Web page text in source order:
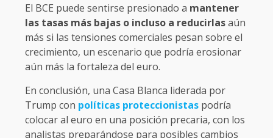
El BCE puede sentirse presionado a mantener
las tasas más bajas o incluso a reducirlasaún
más si las tensiones comerciales pesan sobre el
crecimiento, un escenario que podría erosionar
aún más la fortaleza del euro.
En conclusión, una Casa Blanca liderada por
Trump con políticas proteccionistas podría
colocar al euro en una posición precaria, con los
analistas preparándose para posibles cambios